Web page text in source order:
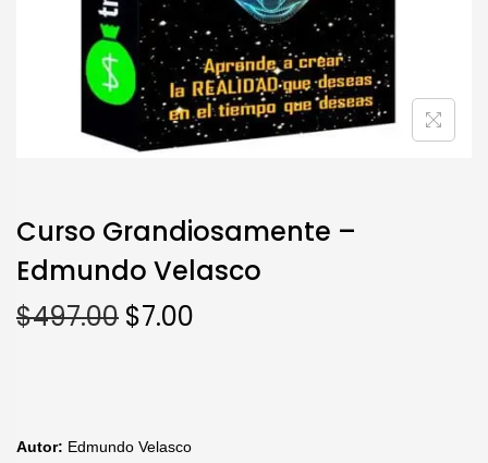
Curso Grandiosamente –
Edmundo Velasco
$497.00 $7.00
Autor: Edmundo Velasco